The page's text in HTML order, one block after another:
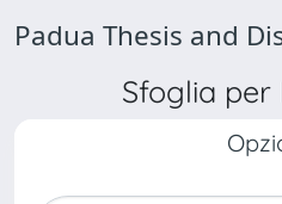
Padua Thesis and
Sfoglia per